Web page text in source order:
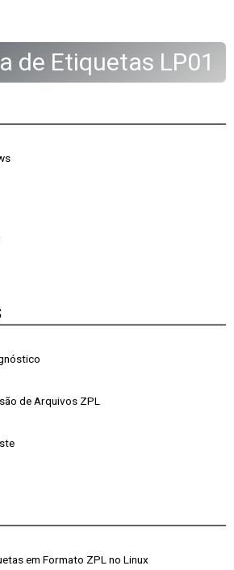
de Etiquetas LP01
de Arquivos ZPL
em Formato ZPL no Linux